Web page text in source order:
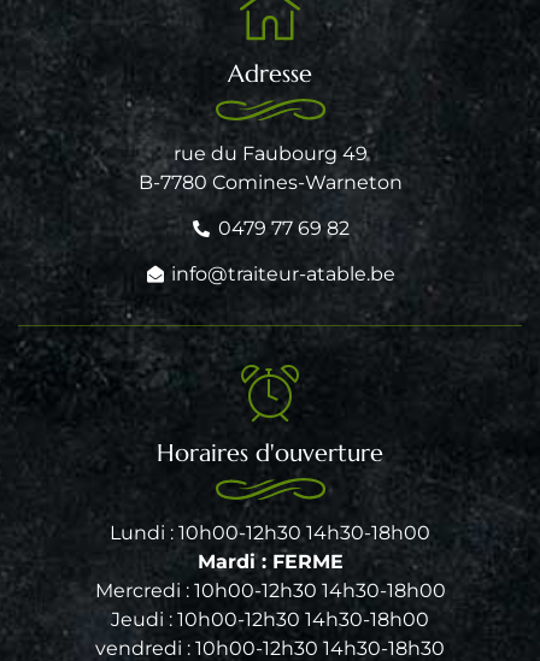
Adresse
rue du Faubourg 49
B-7780 Comines-Warneton
0479 77 69 82
info@traiteur-atable.be
Horaires d'ouverture
Lundi : 10h00-12h30 14h30-18h00
Mardi : FERME
Mercredi : 10h00-12h30 14h30-18h00
Jeudi : 10h00-12h30 14h30-18h00
vendredi : 10h00-12h30 14h30-18h30